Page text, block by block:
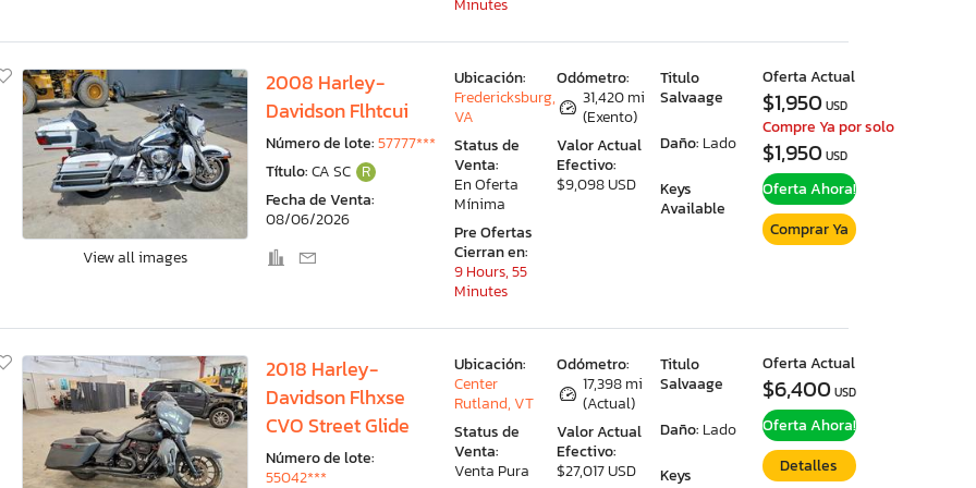
View all images
2008 Harley-
Davidson Flhtcui
Número de lote:57777***
Título:CA SC R
Fecha de Venta:
08/06/2026
Odómetro:
31,420 mi
(Exento)
Valor Actual
Efectivo:
$9,098 USD
Titulo
Salvaage
Daño: Lado
Keys
Available
Ubicación:
Fredericksburg,
VA
Status de
Venta:
En Oferta
Mínima
Pre Ofertas
Cierran en:
9 Hours, 55
Minutes
Oferta Actual
$1,950USD
Compre Ya por solo
$1,950USD
Oferta Ahora!
Comprar Ya
2018 Harley-
Davidson Flhxse
CVO Street Glide
Número de lote:
55042***
Odómetro:
17,398 mi
(Actual)
Valor Actual
Efectivo:
$27,017 USD
Titulo
Salvaage
Daño: Lado
Keys
Ubicación:
Center
Rutland, VT
Status de
Venta:
Venta Pura
Oferta Actual
$6,400USD
Oferta Ahora!
Detalles